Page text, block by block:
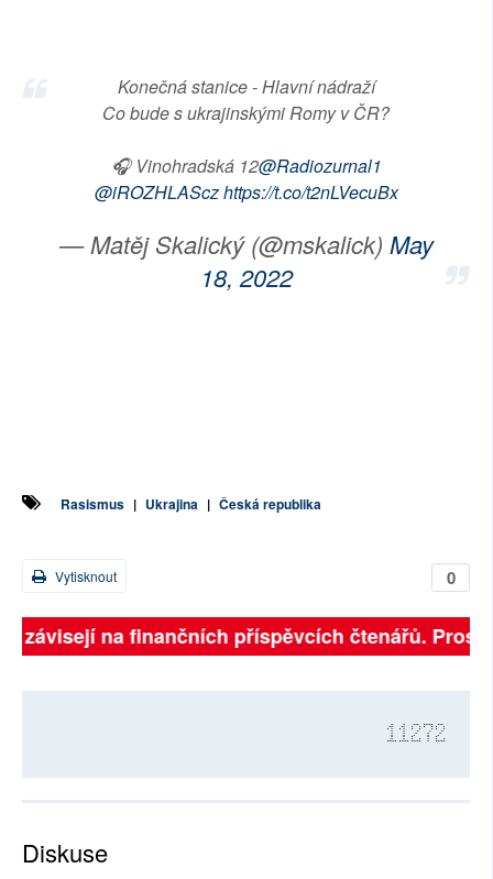
Konečná stanice - Hlavní nádraží
Co bude s ukrajinskými Romy v ČR?
🎧 Vinohradská 12@Radiozurnal1
@iROZHLASczhttps://t.co/t2nLVecuBx
— Matěj Skalický (@mskalick) May
18, 2022
Rasismus | Ukrajina | Česká republika
0
Vytisknout
závisejí na finančních příspěvcích čtenářů.
11272
Diskuse